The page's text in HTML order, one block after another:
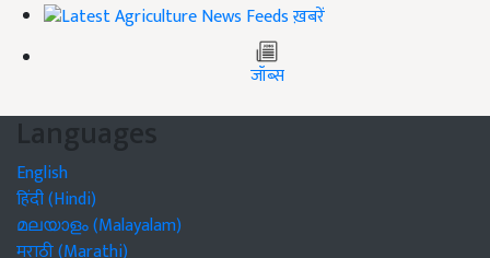
ख़बरें
जॉब्स
Languages
English
हिंदी (Hindi)
മലയാളം (Malayalam)
मराठी (Marathi)